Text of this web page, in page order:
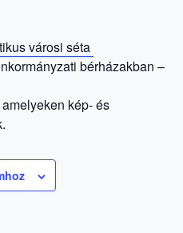
városi séta
bérházakban –
kép- és